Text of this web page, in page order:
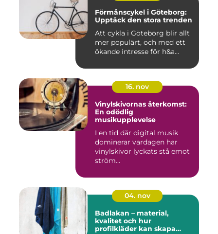
Förmånscykel i Göteborg:
Upptäck den stora trenden
Att cykla i Göteborg blir allt
mer populärt, och med ett
ökande intresse för h&a...
16. nov
Vinylskivornas återkomst:
En odödlig
musikupplevelse
I en tid där digital musik
dominerar vardagen har
vinylskivor lyckats stå emot
ström...
04. nov
Badlakan – material,
kvalitet och hur
profilkläder kan skapa